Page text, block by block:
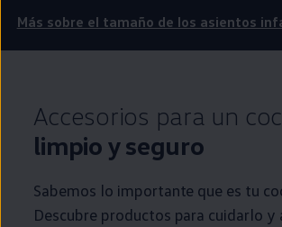
Más sobre el tamaño de los asientos
Accesorios para un
limpio y seguro
Sabemos lo importante que es tu
Descubre productos para cuidarlo y